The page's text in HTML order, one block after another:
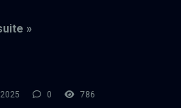
»
0 786